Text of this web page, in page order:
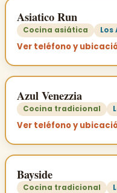
Asiatico Run
Cocina asiática
Ver teléfono y
Azul Venezzia
Cocina tradicional
Ver teléfono y
Bayside
Cocina tradicional